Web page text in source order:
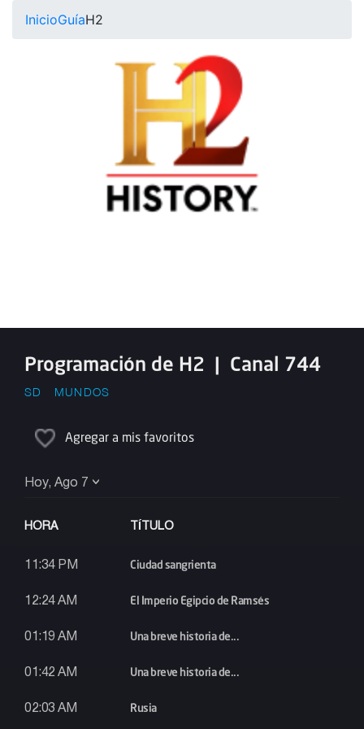
InicioGuíaH2
Programación de H2 | Canal 744
SD MUNDOS
Agregar a mis favoritos
Hoy, Ago 7
HORA TÍTULO
11:34 PM Ciudad sangrienta
12:24 AM El Imperio Egipcio de Ramsés
01:19 AM Una breve historia de...
01:42 AM Una breve historia de...
02:03 AM Rusia